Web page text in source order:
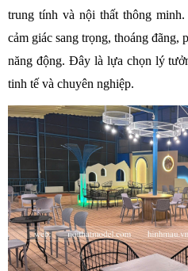
trung tính và nội thất thông
cảm giác sang trọng, thoáng
năng động. Đây là lựa chọn lý
tinh tế và chuyên nghiệp.